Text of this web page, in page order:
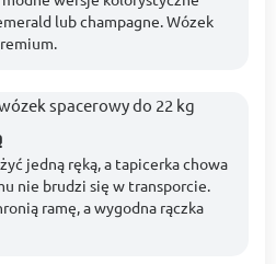
lub champagne. Wózek
jedną ręką, a tapicerka chowa
nie brudzi się w transporcie.
ramę, a wygodna rączka